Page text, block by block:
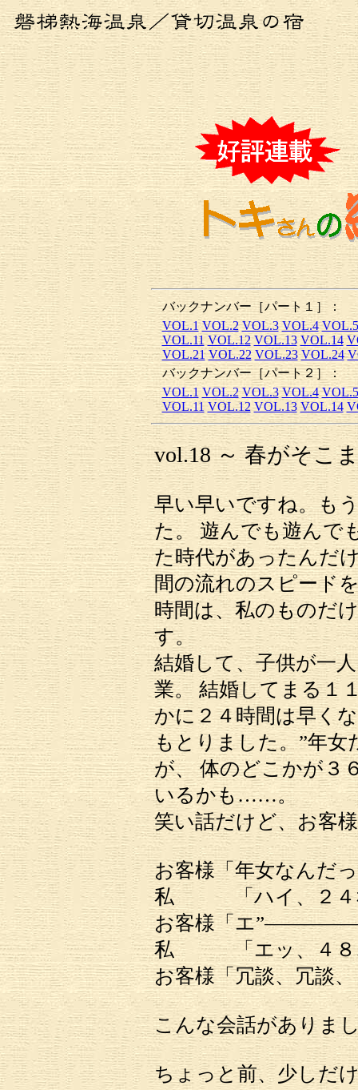
バックナンバー［パート１］：
VOL.1 VOL.2 VOL.3 VOL.4 VOL.5
VOL.11 VOL.12 VOL.13 VOL.14
VOL.21 VOL.22 VOL.23 VOL.24
バックナンバー［パート２］：
VOL.1 VOL.2 VOL.3 VOL.4 VOL.5
VOL.11 VOL.12 VOL.13 VOL.14
vol.18 ～ 春がそこ
早い早いですね。も
た。 遊んでも遊んで
た時代があったんだ
間の流れのスピード
時間は、私のものだ
す。
結婚して、子供が一
業。 結婚してまる１
かに２４時間は早く
もとりました。”年女
が、 体のどこかが３
いるかも……。
笑い話だけど、お客
お客様「年女なんだ
私 「ハイ、２４
お客様「エ
私 「エッ、４８
お客様「冗談、冗談
こんな会話がありま
ちょっと前、少しだ